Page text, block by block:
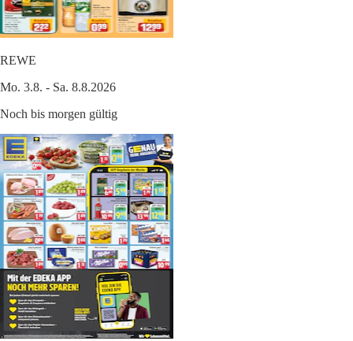
REWE
Mo. 3.8. - Sa. 8.8.2026
Noch bis morgen gültig